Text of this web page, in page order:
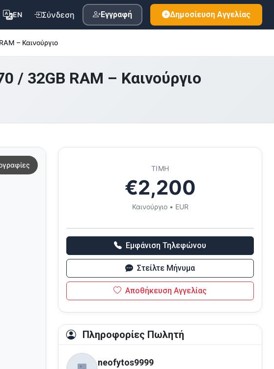
EN Σύνδεση Εγγραφή Δημοσίευση Αγγελίας
– Καινούργιο
/ 32GB RAM – Καινούργιο
ΤΙΜΉ
€2,200
Καινούργιο • EUR
Εμφάνιση Τηλεφώνου
Στείλτε Μήνυμα
Αποθήκευση Αγγελίας
Πληροφορίες Πωλητή
neofytos9999